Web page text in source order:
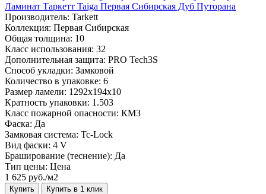
Ламинат Таркетт Taiga Первая Сибирская Дуб Путорана
Производитель: Tarkett
Коллекция: Первая Сибирская
Общая толщина: 10
Класс использования: 32
Дополнительная защита: PRO Tech3S
Способ укладки: Замковой
Количество в упаковке: 6
Размер ламели: 1292х194х10
Кратность упаковки: 1.503
Класс пожарной опасности: КМ3
Фаска: Да
Замковая система: Tc-Lock
Вид фаски: 4 V
Браширование (теснение): Да
Тип цены: Цена
1 625 руб./м2
Купить Купить в 1 клик